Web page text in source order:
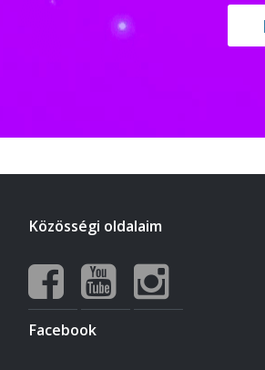
Közösségi oldalaim
Facebook